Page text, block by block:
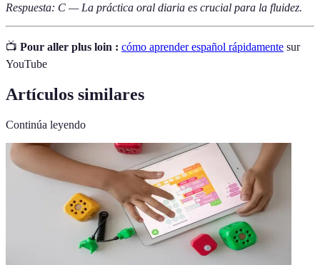
Respuesta: C — La práctica oral diaria es crucial para la fluidez.
📺 Pour aller plus loin : cómo aprender español rápidamente sur
YouTube
Artículos similares
Continúa leyendo